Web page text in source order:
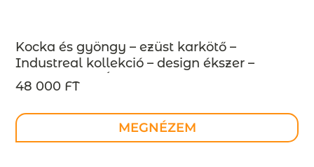
Kocka és gyöngy – ezüst karkötő –
Industreal kollekció – design ékszer –
MEGRENDELÉSRE
48 000 FT
MEGNÉZEM